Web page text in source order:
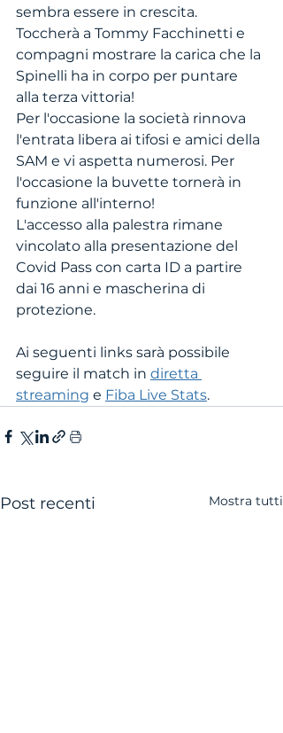
sembra essere in crescita.
Toccherà a Tommy Facchinetti e
compagni mostrare la carica che la
Spinelli ha in corpo per puntare
alla terza vittoria!
Per l'occasione la società rinnova
l'entrata libera ai tifosi e amici della
SAM e vi aspetta numerosi. Per
l'occasione la buvette tornerà in
funzione all'interno!
L'accesso alla palestra rimane
vincolato alla presentazione del
Covid Pass con carta ID a partire
dai 16 anni e mascherina di
protezione.
Ai seguenti links sarà possibile
seguire il match in diretta
streaming e Fiba Live Stats.
Post recenti Mostra tutti